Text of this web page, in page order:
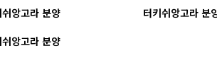
쉬앙고라 분양 터키쉬앙고라 분
쉬앙고라 분양